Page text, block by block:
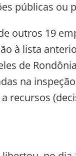
públicas ou
outros 19
à lista
de
na
recursos